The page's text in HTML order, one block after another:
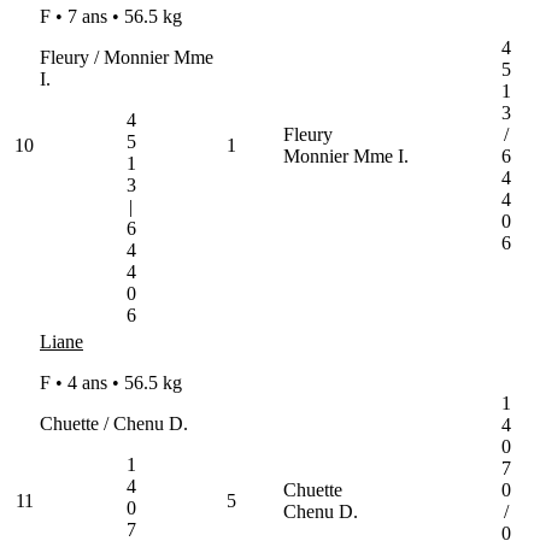
10
F • 7 ans • 56.5 kg
Fleury / Monnier Mme
I.
4
5
1
3
|
6
4
4
0
6
1
Fleury
Monnier Mme I.
4
5
1
3
/
6
4
4
0
6
11
Liane
F • 4 ans • 56.5 kg
Chuette / Chenu D.
1
4
0
7
5
Chuette
Chenu D.
1
4
0
7
0
/
0